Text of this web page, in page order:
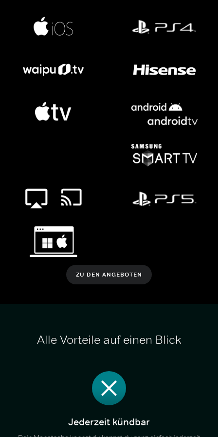
ZU DEN ANGEBOTEN
Alle Vorteile auf einen Blick
Jederzeit kündbar